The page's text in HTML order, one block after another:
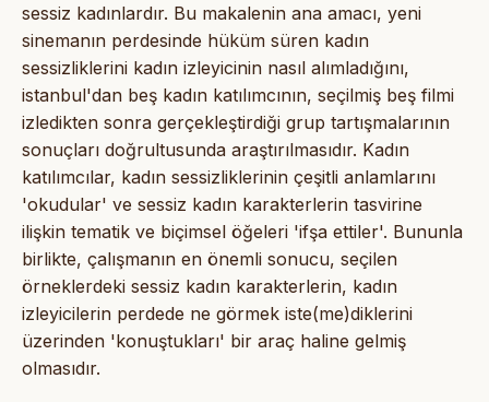
sessiz kadınlardır. Bu makalenin ana amacı, yeni
sinemanın perdesinde hüküm süren kadın
sessizliklerini kadın izleyicinin nasıl alımladığını,
istanbul'dan beş kadın katılımcının, seçilmiş beş filmi
izledikten sonra gerçekleştirdiği grup tartışmalarının
sonuçları doğrultusunda araştırılmasıdır. Kadın
katılımcılar, kadın sessizliklerinin çeşitli anlamlarını
'okudular' ve sessiz kadın karakterlerin tasvirine
ilişkin tematik ve biçimsel öğeleri 'ifşa ettiler'. Bununla
birlikte, çalışmanın en önemli sonucu, seçilen
örneklerdeki sessiz kadın karakterlerin, kadın
izleyicilerin perdede ne görmek iste(me)diklerini
üzerinden 'konuştukları' bir araç haline gelmiş
olmasıdır.